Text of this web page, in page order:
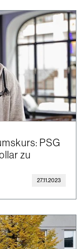
PSG
zu
27.11.2023